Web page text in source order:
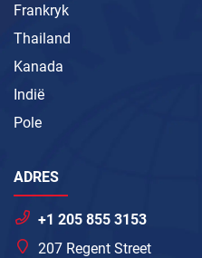
Frankryk
Thailand
Kanada
Indië
Pole
ADRES
+1 205 855 3153
207 Regent Street